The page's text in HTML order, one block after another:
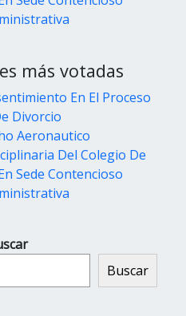
más votadas
En El Proceso
Divorcio
Aeronautico
Del Colegio De
Sede Contencioso
Buscar